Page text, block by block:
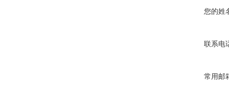
您的姓
联系电
常用邮